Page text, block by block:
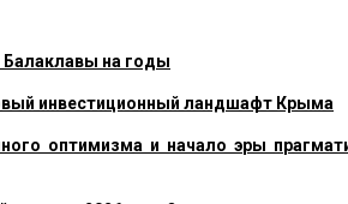
Балаклавы на годы
инвестиционный ландшафт Крыма
оптимизма и начало эры